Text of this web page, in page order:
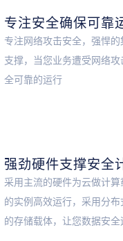
专注安全确保可靠
专注网络攻击安全，强悍的
支撑，当您业务遭受网络攻
全可靠的运行
强劲硬件支撑安全
采用主流的硬件为云做计算
的实例高效运行，采用分
的存储载体，让您数据安全